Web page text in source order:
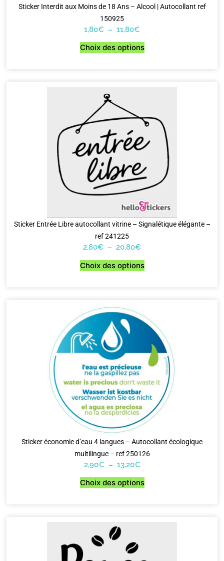
Sticker Interdit aux Moins de 18 Ans – Alcool | Autocollant ref
150925
1,80€ – 11,80€
Choix des options
Sticker Entrée Libre autocollant vitrine – Signalétique élégante –
ref 241225
2,80€ – 20,80€
Choix des options
Sticker économie d’eau 4 langues – Autocollant écologique
multilingue – ref 250126
2,90€ – 13,20€
Choix des options